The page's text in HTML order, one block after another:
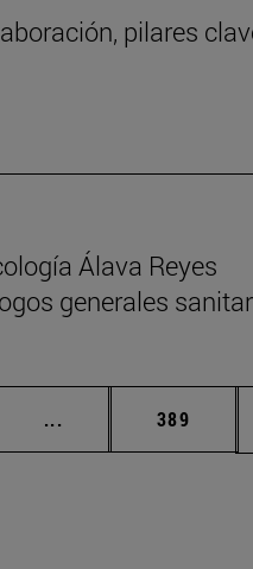
pilares
Álava Reyes
generales
... Páginas intermedias
Página
389